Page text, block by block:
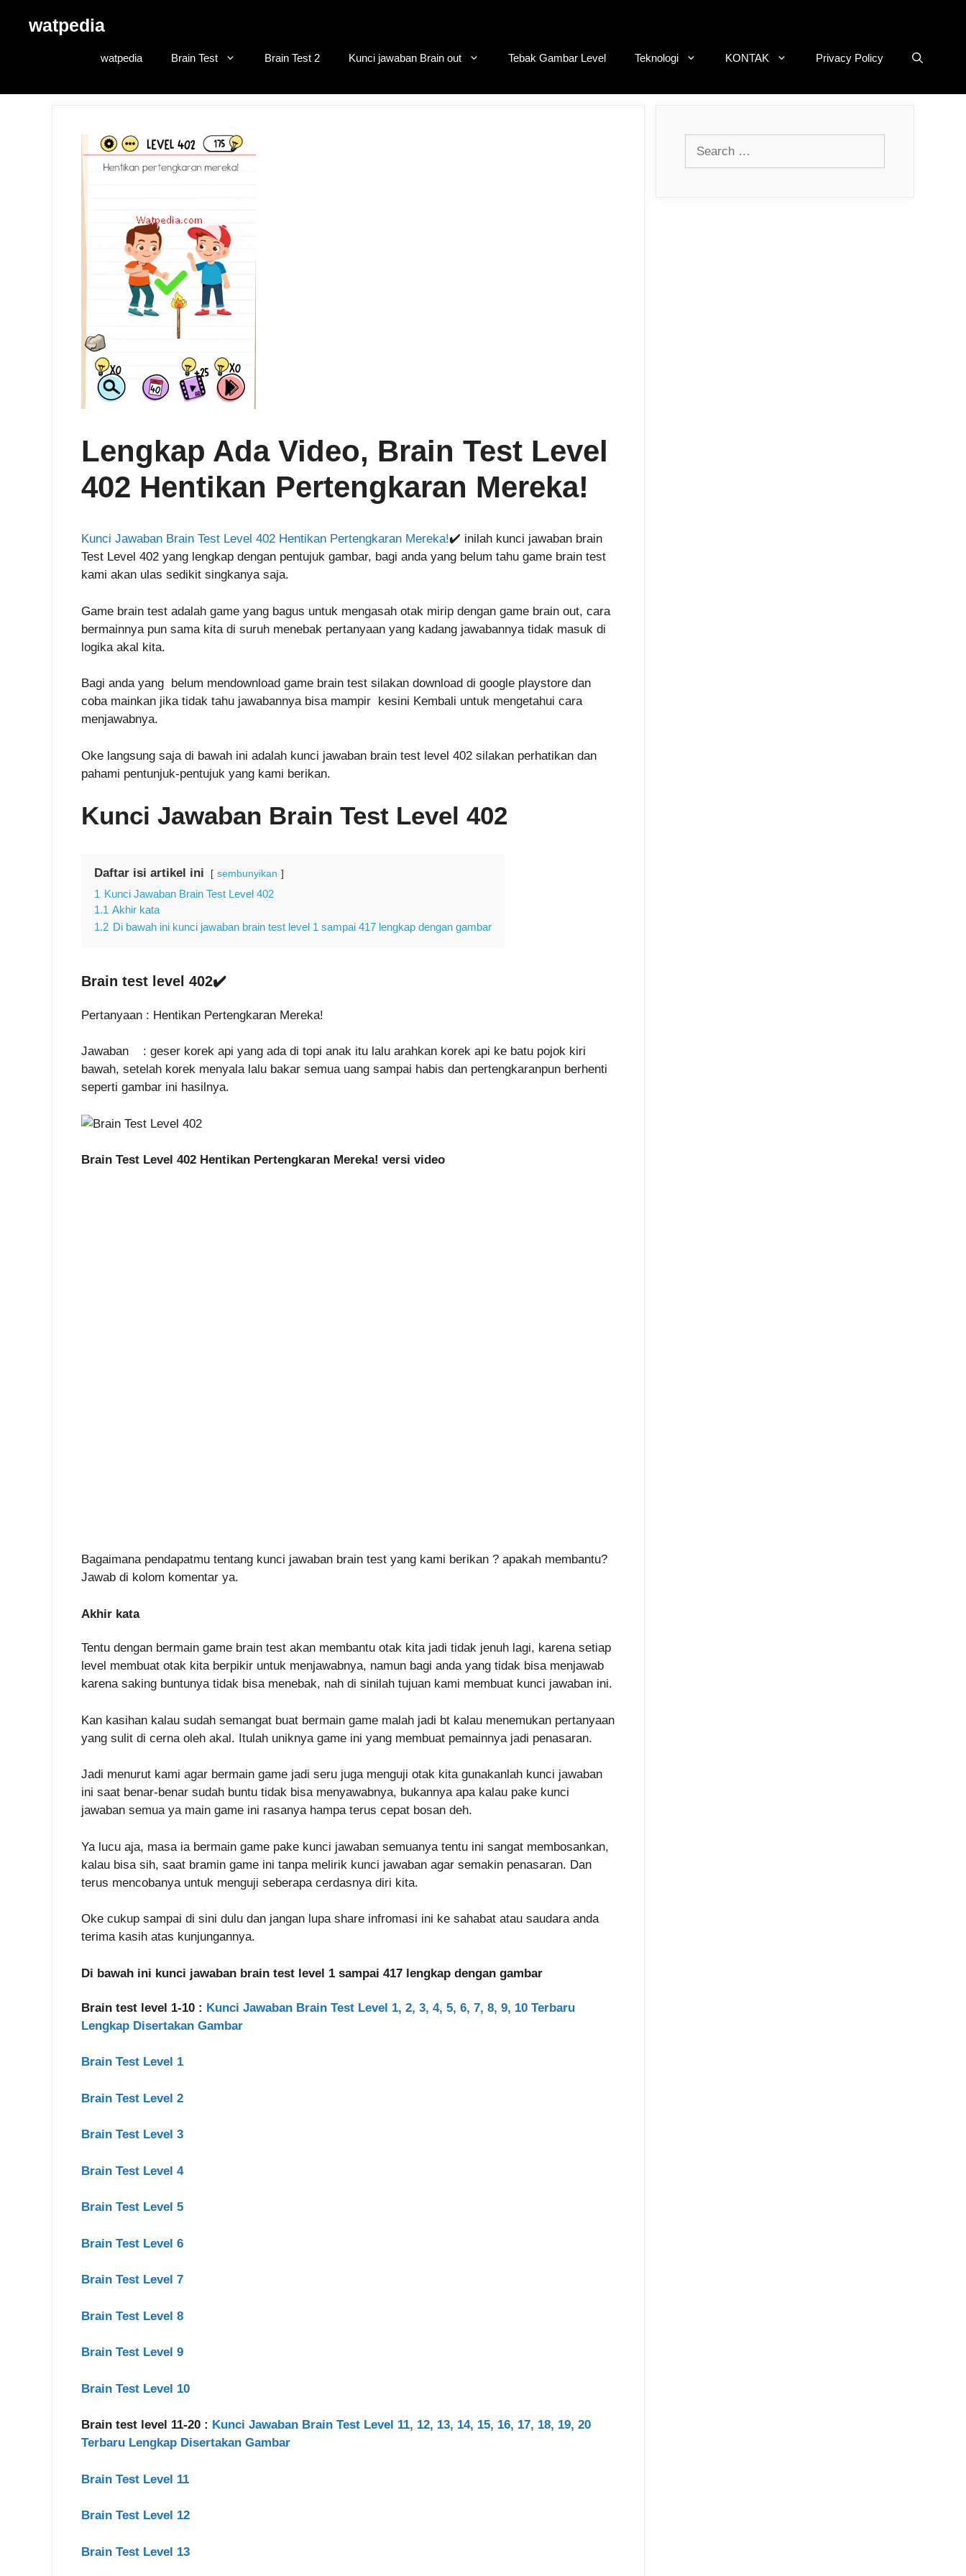
watpedia
watpedia Brain Test Brain Test 2 Kunci jawaban Brain out Tebak Gambar Level Teknologi KONTAK Privacy Policy
Lengkap Ada Video, Brain Test Level
402 Hentikan Pertengkaran Mereka!
Kunci Jawaban Brain Test Level 402 Hentikan Pertengkaran Mereka!✔️ inilah kunci jawaban brain
Test Level 402 yang lengkap dengan pentujuk gambar, bagi anda yang belum tahu game brain test
kami akan ulas sedikit singkanya saja.
Game brain test adalah game yang bagus untuk mengasah otak mirip dengan game brain out, cara
bermainnya pun sama kita di suruh menebak pertanyaan yang kadang jawabannya tidak masuk di
logika akal kita.
Bagi anda yang belum mendownload game brain test silakan download di google playstore dan
coba mainkan jika tidak tahu jawabannya bisa mampir kesini Kembali untuk mengetahui cara
menjawabnya.
Oke langsung saja di bawah ini adalah kunci jawaban brain test level 402 silakan perhatikan dan
pahami pentunjuk-pentujuk yang kami berikan.
Kunci Jawaban Brain Test Level 402
Daftar isi artikel ini sembunyikan
1 Kunci Jawaban Brain Test Level 402
1.1 Akhir kata
1.2 Di bawah ini kunci jawaban brain test level 1 sampai 417 lengkap dengan gambar
Brain test level 402✔️
Pertanyaan : Hentikan Pertengkaran Mereka!
Jawaban : geser korek api yang ada di topi anak itu lalu arahkan korek api ke batu pojok kiri
bawah, setelah korek menyala lalu bakar semua uang sampai habis dan pertengkaranpun berhenti
seperti gambar ini hasilnya.
Brain Test Level 402 Hentikan Pertengkaran Mereka! versi video
Bagaimana pendapatmu tentang kunci jawaban brain test yang kami berikan ? apakah membantu?
Jawab di kolom komentar ya.
Akhir kata
Tentu dengan bermain game brain test akan membantu otak kita jadi tidak jenuh lagi, karena setiap
level membuat otak kita berpikir untuk menjawabnya, namun bagi anda yang tidak bisa menjawab
karena saking buntunya tidak bisa menebak, nah di sinilah tujuan kami membuat kunci jawaban ini.
Kan kasihan kalau sudah semangat buat bermain game malah jadi bt kalau menemukan pertanyaan
yang sulit di cerna oleh akal. Itulah uniknya game ini yang membuat pemainnya jadi penasaran.
Jadi menurut kami agar bermain game jadi seru juga menguji otak kita gunakanlah kunci jawaban
ini saat benar-benar sudah buntu tidak bisa menyawabnya, bukannya apa kalau pake kunci
jawaban semua ya main game ini rasanya hampa terus cepat bosan deh.
Ya lucu aja, masa ia bermain game pake kunci jawaban semuanya tentu ini sangat membosankan,
kalau bisa sih, saat bramin game ini tanpa melirik kunci jawaban agar semakin penasaran. Dan
terus mencobanya untuk menguji seberapa cerdasnya diri kita.
Oke cukup sampai di sini dulu dan jangan lupa share infromasi ini ke sahabat atau saudara anda
terima kasih atas kunjungannya.
Di bawah ini kunci jawaban brain test level 1 sampai 417 lengkap dengan gambar
Brain test level 1-10 : Kunci Jawaban Brain Test Level 1, 2, 3, 4, 5, 6, 7, 8, 9, 10 Terbaru
Lengkap Disertakan Gambar
Brain Test Level 1
Brain Test Level 2
Brain Test Level 3
Brain Test Level 4
Brain Test Level 5
Brain Test Level 6
Brain Test Level 7
Brain Test Level 8
Brain Test Level 9
Brain Test Level 10
Brain test level 11-20 : Kunci Jawaban Brain Test Level 11, 12, 13, 14, 15, 16, 17, 18, 19, 20
Terbaru Lengkap Disertakan Gambar
Brain Test Level 11
Brain Test Level 12
Brain Test Level 13